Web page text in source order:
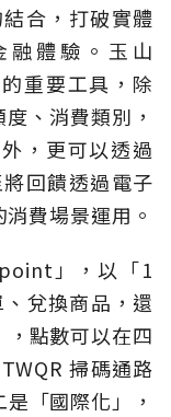
合，打破實體
融體驗。玉山
重要工具，除
、消費類別，
，更可以透過
回饋透過電子
費場景運用。
」，以「1
兌換商品，還
點數可以在四
掃碼通路
「國際化」，